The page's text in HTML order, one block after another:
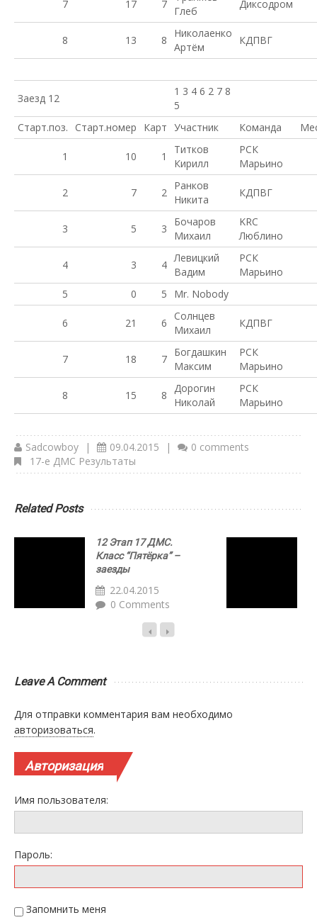
7 17 7
Глеб
Диксодром
8 13 8
Николаенко
Артём
КДПВГ
Заезд 12
1 3 4 6 2 7 8
5
Старт.поз.
Старт.номер Карт Участник Команда
1 10 1
Титков
Кирилл
РСК
Марьино
2 7 2
Ранков
Никита
КДПВГ
3 5 3
Бочаров
Михаил
KRC
Люблино
4 3 4
Левицкий
Вадим
РСК
Марьино
5
0 5 Mr. Nobody
6 21 6
Солнцев
Михаил
КДПВГ
7 18 7
Богдашкин
Максим
РСК
Марьино
8 15 8
Дорогин
Николай
РСК
Марьино
Sadcowboy | 09.04.2015 |
0 comments
17-е ДМС Результаты
Related Posts
12 Этап 17 ДМС.
Класс “Пятёрка” –
заезды
22.04.2015
0 Comments
Leave A Comment
Для отправки комментария вам необходимо
авторизоваться.
Авторизация
Имя пользователя:
Пароль:
Запомнить меня